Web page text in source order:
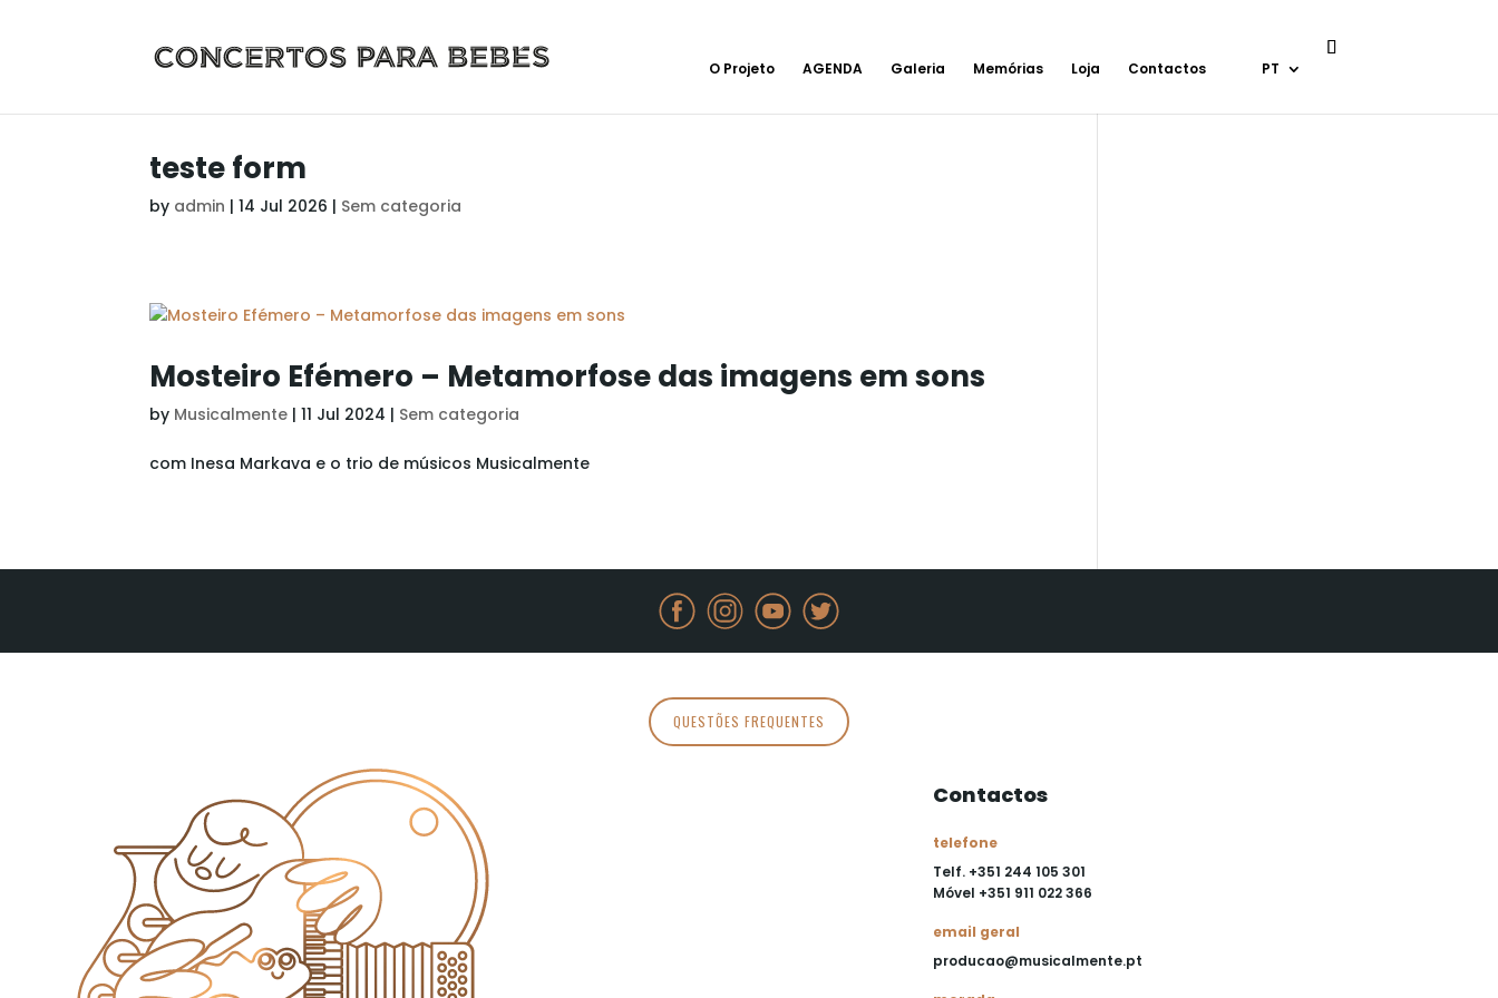
O Projeto AGENDA Galeria Memórias Loja Contactos PT
teste form
by admin |14 Jul 2026 | Sem categoria
Mosteiro Efémero – Metamorfose das imagens em sons
by Musicalmente |11 Jul 2024 | Sem categoria
com Inesa Markava e o trio de músicos Musicalmente
QUESTÕES FREQUENTES
Contactos
telefone
Telf. +351 244 105 301
Móvel +351 911 022 366
email geral
producao@musicalmente.pt